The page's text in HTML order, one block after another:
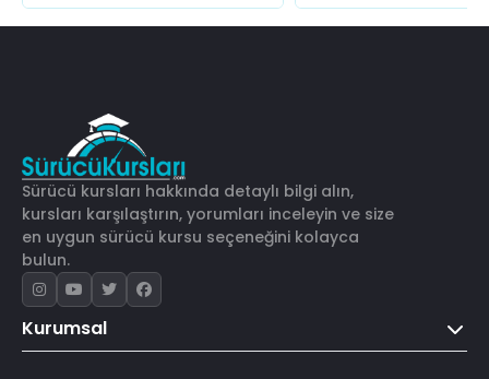
Sürücü kursları hakkında detaylı bilgi alın,
kursları karşılaştırın, yorumları inceleyin ve size
en uygun sürücü kursu seçeneğini kolayca
bulun.
Kurumsal